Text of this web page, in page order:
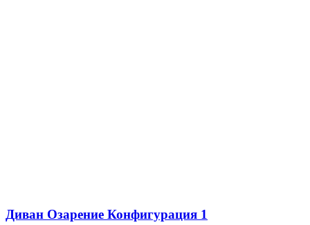
Диван Озарение Конфигурация 1